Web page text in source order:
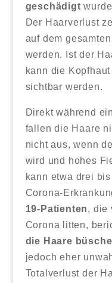
geschädigt
Der Haarverlust
auf dem
werden. Ist der
kann die
sichtbar werden.
Direkt während
fallen die Haare
nicht aus, wenn
wird und hohes
kann etwa drei
Corona-
19-Patienten, die
Corona litten,
die Haare
jedoch eher
Totalverlust der